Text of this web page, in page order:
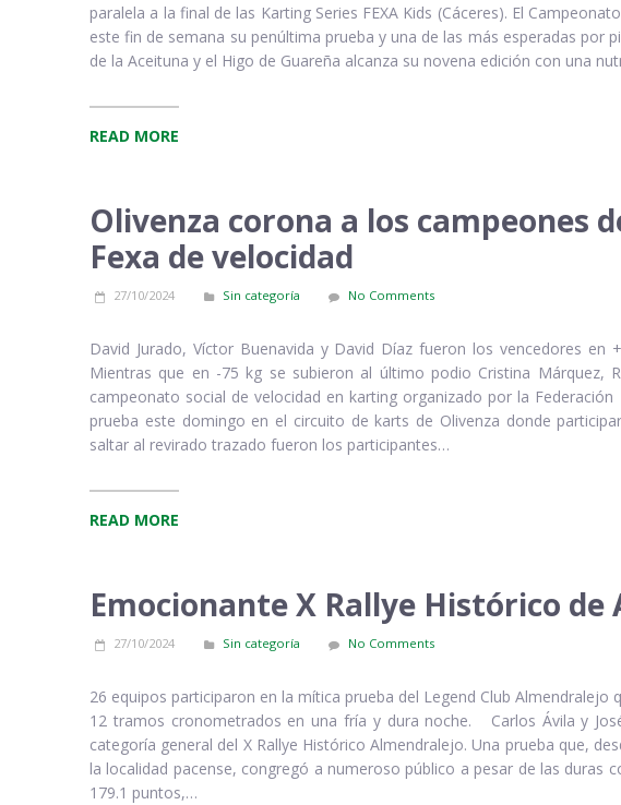
paralela a la final de las Karting Series FEXA Kids (Cáceres). El
este fin de semana su penúltima prueba y una de las más esperadas por
de la Aceituna y el Higo de Guareña alcanza su novena edición con una
READ MORE
Olivenza corona a los campeones
Fexa de velocidad
27/10/2024 Sin categoría No Comments
David Jurado, Víctor Buenavida y David Díaz fueron los vencedores
Mientras que en -75 kg se subieron al último podio Cristina Márquez,
campeonato social de velocidad en karting organizado por la
prueba este domingo en el circuito de karts de Olivenza donde
saltar al revirado trazado fueron los participantes…
READ MORE
Emocionante X Rallye Histórico de
27/10/2024 Sin categoría No Comments
26 equipos participaron en la mítica prueba del Legend Club
12 tramos cronometrados en una fría y dura noche. Carlos Ávila y
categoría general del X Rallye Histórico Almendralejo. Una prueba que,
la localidad pacense, congregó a numeroso público a pesar de las duras
179.1 puntos,…